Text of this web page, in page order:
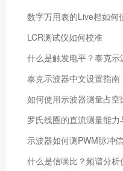
数字万用表的Live档如何
LCR测试仪如何校准
什么是触发电平？泰克示
泰克示波器中文设置指
如何使用示波器测量占空
罗氏线圈的直流测量能
示波器如何测PWM脉冲
什么是信噪比？频谱分析